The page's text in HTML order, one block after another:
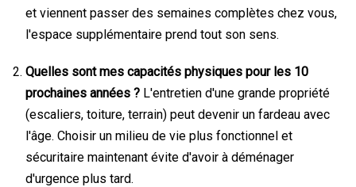
et viennent passer des semaines complètes chez vous,
l'espace supplémentaire prend tout son sens.
Quelles sont mes capacités physiques pour les 10
prochaines années ? L'entretien d'une grande propriété
(escaliers, toiture, terrain) peut devenir un fardeau avec
l'âge. Choisir un milieu de vie plus fonctionnel et
sécuritaire maintenant évite d'avoir à déménager
d'urgence plus tard.